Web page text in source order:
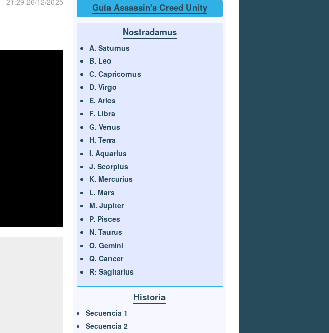
Guía Assassin's Creed Unity
Nostradamus
A. Saturnus
B. Leo
C. Capricornus
D. Virgo
E. Aries
F. Libra
G. Venus
H. Terra
I. Aquarius
J. Scorpius
K. Mercurius
L. Mars
M. Jupiter
P. Pisces
N. Taurus
O. Gemini
Q. Cancer
R: Sagitarius
Historia
Secuencia 1
Secuencia 2